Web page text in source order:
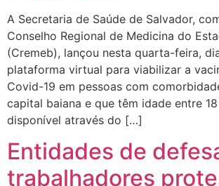
A Secretaria de Saúde de Salvador,
Conselho Regional de Medicina do
(Cremeb), lançou nesta quarta-feira,
plataforma virtual para viabilizar a
Covid-19 em pessoas com
capital baiana e que têm idade entre
disponível através do […]
Entidades de
trabalhadores